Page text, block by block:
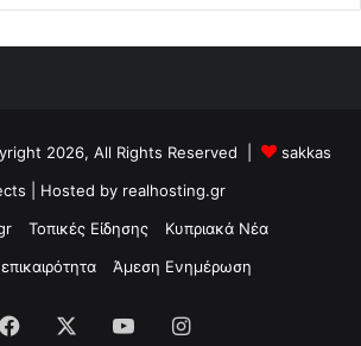
2026, All Rights Reserved |
sakkas
| Hosted by realhosting.gr
Τοπικές Είδησης
Κυπριακά Νέα
Άμεση Ενημέρωση
Facebook YouTubeInstagram